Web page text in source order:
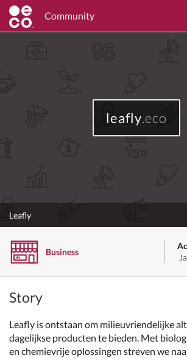
Community
leafly.eco
Leafly
Business
Story
Leafly is ontstaan om milieuvriendelijke
dagelijkse producten te bieden. Met
en chemievrije oplossingen streven we